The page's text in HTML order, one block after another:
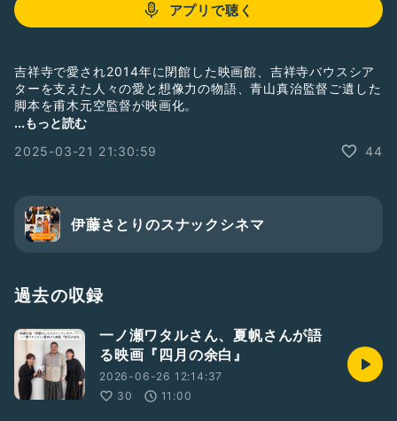
アプリで聴く
吉祥寺で愛され2014年に閉館した映画館、吉祥寺バウスシア
ターを支えた人々の愛と想像力の物語、青山真治監督ご遺した
脚本を甫木元空監督が映画化。
公開中の本作の主演、染谷将太さんが本作に込めた想いや映画
受賞作『リアルペイン』！
#俳優
...もっと読む
2025-03-21 21:30:59
44
伊藤さとりのスナックシネマ
過去の収録
一ノ瀬ワタルさん、夏帆さんが語
る映画『四月の余白』
2026-06-26 12:14:37
30
11:00